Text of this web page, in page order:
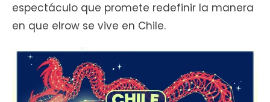
espectáculo que promete redefinir la manera
en que elrow se vive en Chile.